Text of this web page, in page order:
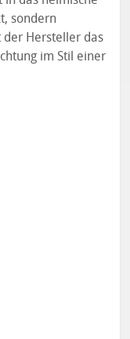
sondern
Hersteller das
im Stil einer